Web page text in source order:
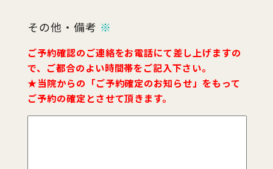
その他・備考 ※
ご予約確認のご連絡をお電話にて差し上げますの
で、ご都合のよい時間帯をご記入下さい。
★当院からの「ご予約確定のお知らせ」をもって
ご予約の確定とさせて頂きます。